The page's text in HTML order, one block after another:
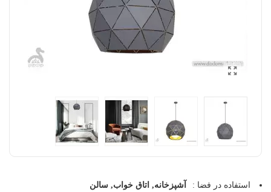
استفاده در فضا :
آشپزخانه, اتاق خواب, سالن